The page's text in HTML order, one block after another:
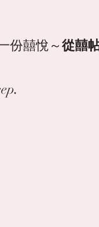
份囍悅～從囍
.